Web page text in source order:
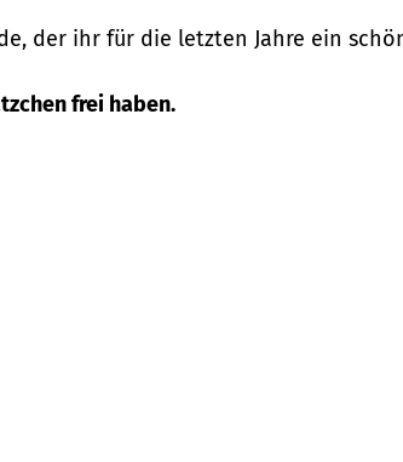
der ihr für die letzten Jahre ein
frei haben.